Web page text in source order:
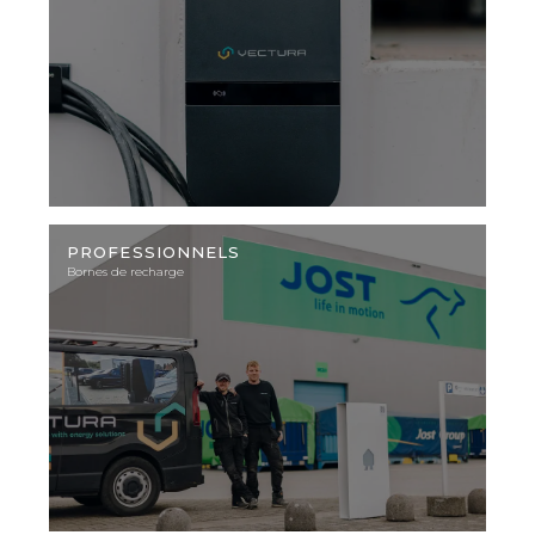
d'illustration
PROFESSIONNELS
Bornes de recharge